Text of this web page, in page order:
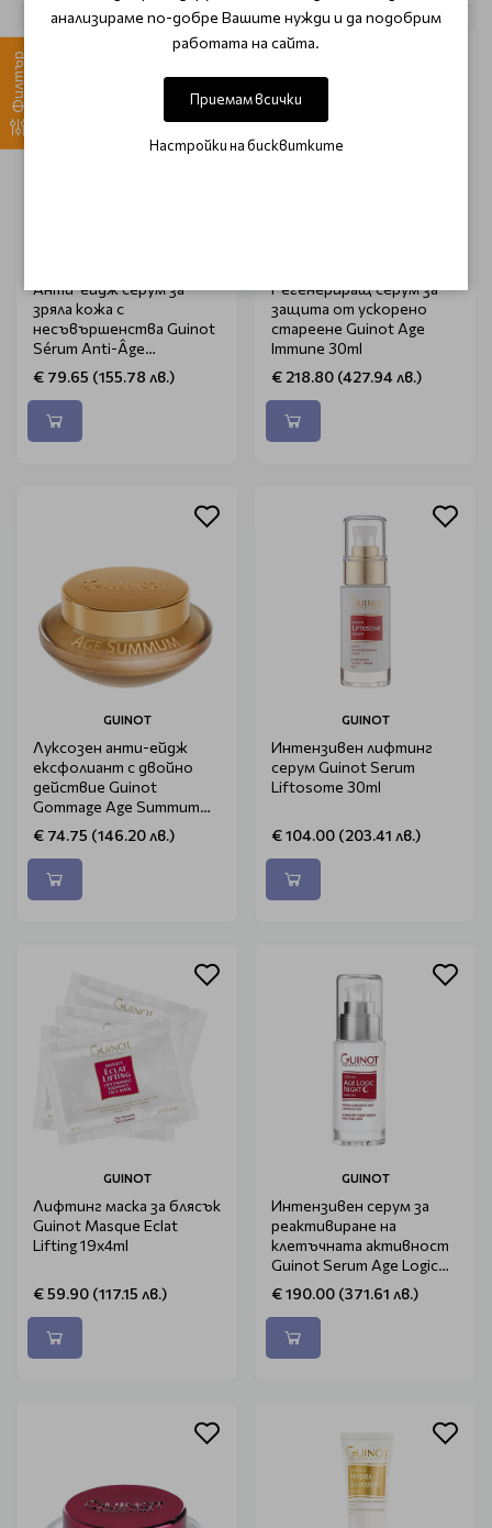
Филтър
Анти-ейдж серум за
зряла кожа с
несъвършенства Guinot
Sérum Anti-Âge
Rééquilibrant 30ml
€ 79.65 (155.78 лв.)
Регенериращ серум за
защита от ускорено
стареене Guinot Age
Immune 30ml
€ 218.80 (427.94 лв.)
GUINOT
Луксозен анти-ейдж
ексфолиант с двойно
действие Guinot
Gommage Age Summum
50ml
€ 74.75 (146.20 лв.)
GUINOT
Интензивен лифтинг
серум Guinot Serum
Liftosome 30ml
€ 104.00 (203.41 лв.)
GUINOT
Лифтинг маска за блясък
Guinot Masque Eclat
Lifting 19x4ml
€ 59.90 (117.15 лв.)
GUINOT
Интензивен серум за
реактивиране на
клетъчната активност
Guinot Serum Age Logic
Night 25ml
€ 190.00 (371.61 лв.)
анализираме по-добре Вашите нужди и да подобрим
работата на сайта.
Приемам всички
Настройки на бисквитките